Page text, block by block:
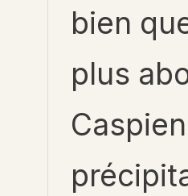
bien
plus